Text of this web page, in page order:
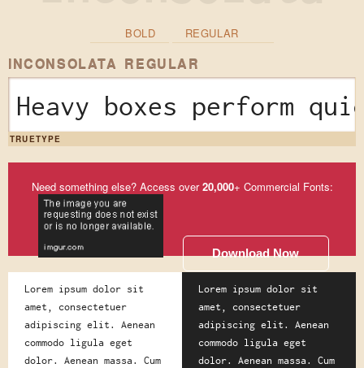
BOLD REGULAR
INCONSOLATA REGULAR
Heavy boxes perform
TRUETYPE
Need something else? Access over20,000+ Commercial Fonts:
Download Now
Lorem ipsum dolor sit
amet, consectetuer
adipiscing elit. Aenean
commodo ligula eget
dolor. Aenean massa. Cum
Lorem ipsum dolor sit
amet, consectetuer
adipiscing elit. Aenean
commodo ligula eget
dolor. Aenean massa. Cum